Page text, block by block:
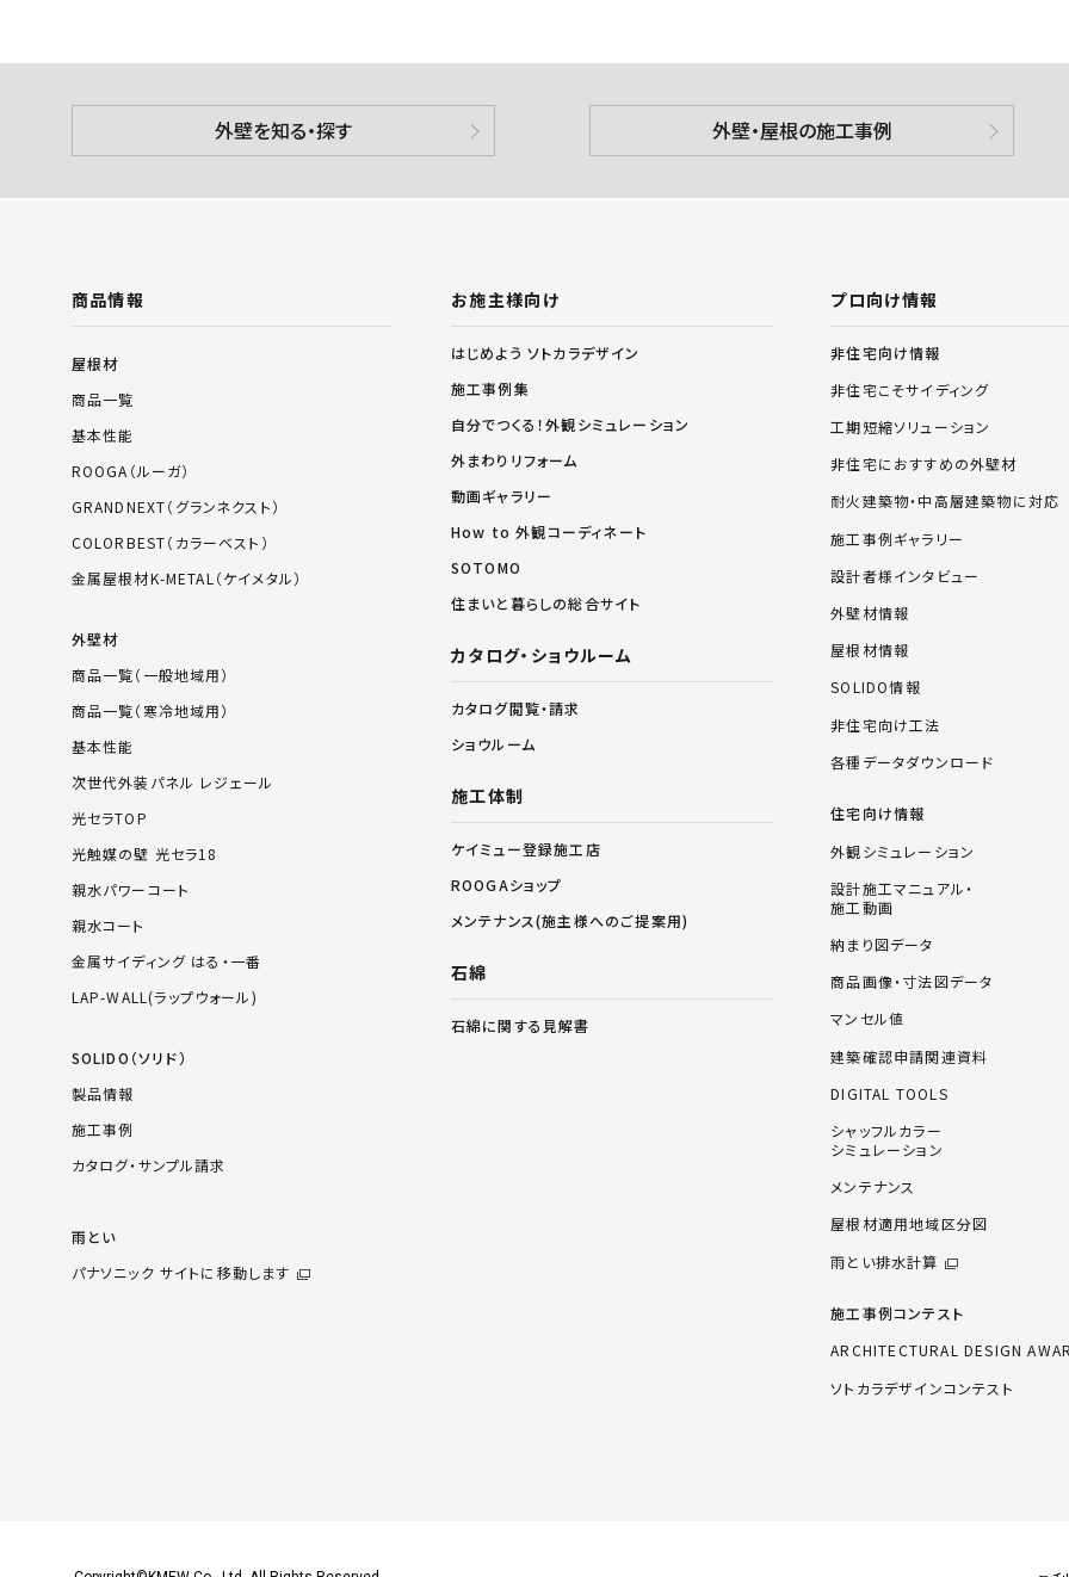
外壁を知る・探す 外壁・屋根の施工事例
商品情報
屋根材
商品一覧
基本性能
ROOGA（ルーガ）
GRANDNEXT（グランネクスト）
COLORBEST（カラーベスト）
金属屋根材K-METAL（ケイメタル）
外壁材
商品一覧（一般地域用）
商品一覧（寒冷地域用）
基本性能
次世代外装パネル レジェール
光セラTOP
光触媒の壁 光セラ18
親水パワーコート
親水コート
金属サイディング はる・一番
LAP-WALL(ラップウォール)
SOLIDO（ソリド）
製品情報
施工事例
カタログ・サンプル請求
雨とい
パナソニック サイトに移動します
お施主様向け
はじめよう ソトカラデザイン
施工事例集
自分でつくる！外観シミュレーション
外まわりリフォーム
動画ギャラリー
How to 外観コーディネート
SOTOMO
住まいと暮らしの総合サイト
カタログ・ショウルーム
カタログ閲覧・請求
ショウルーム
施工体制
ケイミュー登録施工店
ROOGAショップ
メンテナンス(施主様へのご提案用)
石綿
石綿に関する見解書
プロ向け情報
非住宅向け情報
非住宅こそサイディング
工期短縮ソリューション
非住宅におすすめの外壁材
耐火建築物・中高層建築物に対応
施工事例ギャラリー
設計者様インタビュー
外壁材情報
屋根材情報
SOLIDO情報
非住宅向け工法
各種データダウンロード
住宅向け情報
外観シミュレーション
設計施工マニュアル・
施工動画
納まり図データ
商品画像・寸法図データ
マンセル値
建築確認申請関連資料
DIGITAL TOOLS
シャッフルカラー
シミュレーション
メンテナンス
屋根材適用地域区分図
雨とい排水計算
施工事例コンテスト
ARCHITECTURAL DESIGN
ソトカラデザインコンテスト